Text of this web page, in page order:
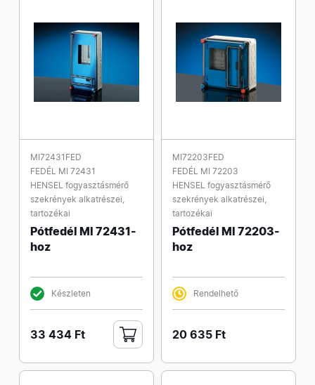
MI72431FED
FEDÉL MI 72431
HENSEL fogyasztásmérő
szekrények alkatrészei,
tartozékai
Pótfedél MI 72431-
hoz
Készleten
33 434 Ft
MI72203FED
FEDÉL MI 72203
HENSEL fogyasztásmérő
szekrények alkatrészei,
tartozékai
Pótfedél MI 72203-
hoz
Rendelhető
20 635 Ft